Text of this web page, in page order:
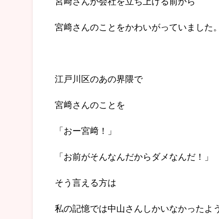
宮﨑さんのことをかわいがっていました
江戸川区のあの界隈で
宮﨑さんのことを
「おー宮﨑！」
「お前がそんなんだからダメなんだ！」
そう言える方は
私の記憶では中山さんしかいなかったよ